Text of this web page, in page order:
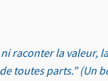
raconter la valeur,
toutes parts.”